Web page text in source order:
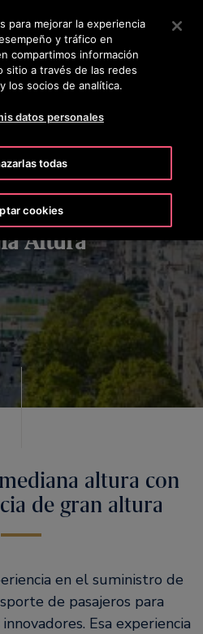
principal
BUSCAR
Altura
altura con
de gran altura
en el suministro de
de pasajeros para
Esa experiencia
para mejorar la experiencia
y tráfico en
compartimos información
sitio a través de las redes
los socios de analítica.
datos personales
todas
cookies